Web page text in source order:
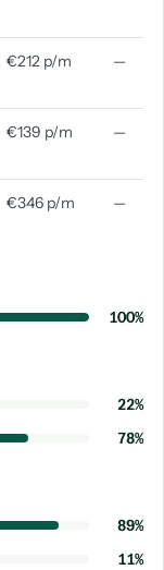
€212 p/m —
€139 p/m —
€346 p/m —
100%
22%
78%
89%
11%